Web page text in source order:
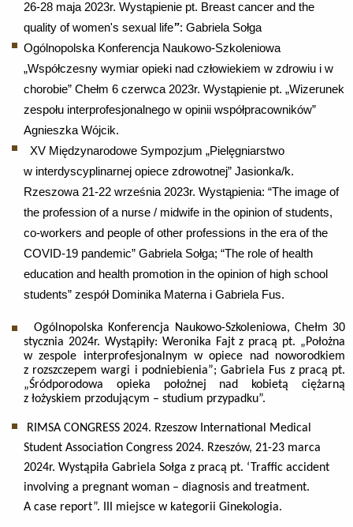
26-28 maja 2023r. Wystąpienie pt. Breast cancer and the
quality of women's sexual life”: Gabriela Sołga
Ogólnopolska Konferencja Naukowo-Szkoleniowa
„Współczesny wymiar opieki nad człowiekiem w zdrowiu i w
chorobie” Chełm 6 czerwca 2023r. Wystąpienie pt. „Wizerunek
zespołu interprofesjonalnego w opinii współpracowników”
Agnieszka Wójcik.
XV Międzynarodowe Sympozjum „Pielęgniarstwo
w interdyscyplinarnej opiece zdrowotnej” Jasionka/k.
Rzeszowa 21-22 września 2023r. Wystąpienia: “The image of
the profession of a nurse / midwife in the opinion of students,
co-workers and people of other professions in the era of the
COVID-19 pandemic” Gabriela Sołga; “The role of health
education and health promotion in the opinion of high school
students” zespół Dominika Materna i Gabriela Fus.
Ogólnopolska Konferencja Naukowo-Szkoleniowa, Chełm 30
stycznia 2024r. Wystąpiły: Weronika Fajt z pracą pt. „Położna
w zespole interprofesjonalnym w opiece nad noworodkiem
z rozszczepem wargi i podniebienia”; Gabriela Fus z pracą pt.
„Śródporodowa opieka położnej nad kobietą ciężarną
z łożyskiem przodującym – studium przypadku”.
RIMSA CONGRESS 2024. Rzeszow International Medical
Student Association Congress 2024. Rzeszów, 21-23 marca
2024r. Wystąpiła Gabriela Sołga z pracą pt. ‘Traffic accident
involving a pregnant woman – diagnosis and treatment.
A case report”. III miejsce w kategorii Ginekologia.